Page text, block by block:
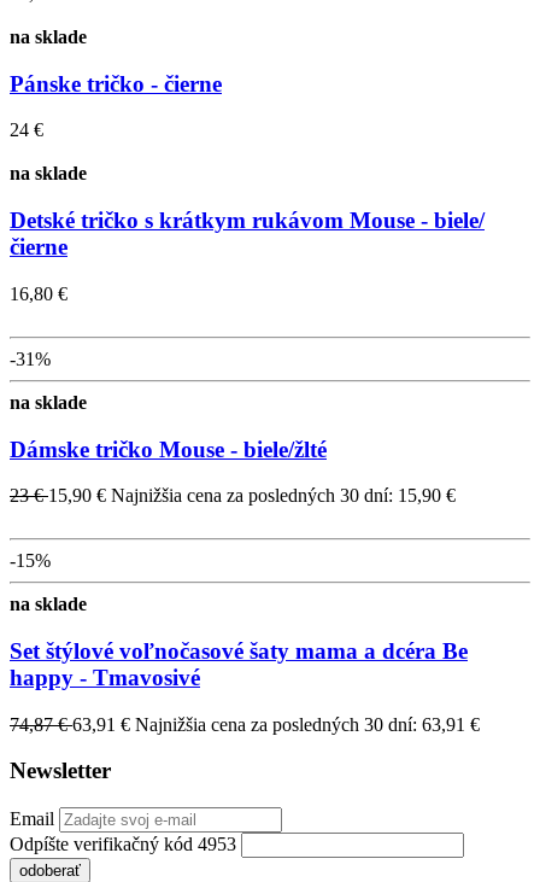
na sklade
Pánske tričko - čierne
24 €
na sklade
Detské tričko s krátkym rukávom Mouse - biele/
čierne
16,80 €
-31%
na sklade
Dámske tričko Mouse - biele/žlté
23 €15,90 € Najnižšia cena za posledných 30 dní: 15,90 €
-15%
na sklade
Set štýlové voľnočasové šaty mama a dcéra Be
happy - Tmavosivé
74,87 €63,91 € Najnižšia cena za posledných 30 dní: 63,91 €
Newsletter
Email
Odpíšte verifikačný kód 4953
odoberať